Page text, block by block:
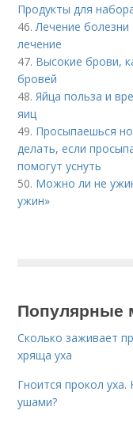
Продукты для
46. Лечение болезни
лечение
47. Высокие брови,
бровей
48. Яйца польза и
яиц
49. Просыпаешься
делать, если
помогут уснуть
50. Можно ли не
ужин»
Популярные
Сколько заживает
хряща уха
Гноится прокол
ушами?